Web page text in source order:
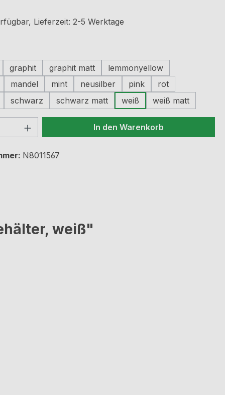
Lieferzeit: 2-5 Werktage
graphit
graphit matt
lemmonyellow
mandel
mint neusilber pink
rot
schwarz
schwarz matt weiß weiß matt
Gib den gewünschten Wert
In den Warenkorb
N8011567
weiß"